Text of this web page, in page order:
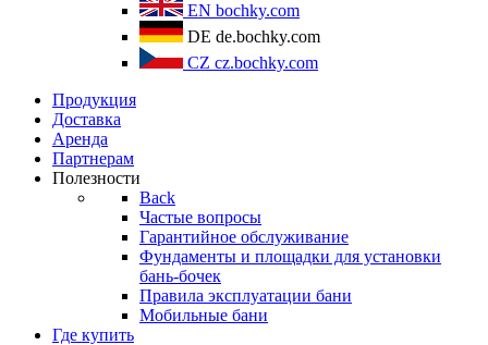
EN bochky.com
DE de.bochky.com
CZ cz.bochky.com
Продукция
Доставка
Аренда
Партнерам
Полезности
Back
Частые вопросы
Гарантийное обслуживание
Фундаменты и площадки для установки
бань-бочек
Правила эксплуатации бани
Мобильные бани
Где купить